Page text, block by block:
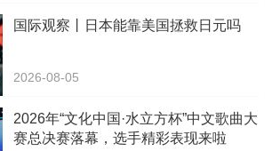
国际观察丨日本能靠美国拯救日元吗
2026-08-05
2026年“文化中国·水立方杯”中文歌曲大
赛总决赛落幕，选手精彩表现来啦